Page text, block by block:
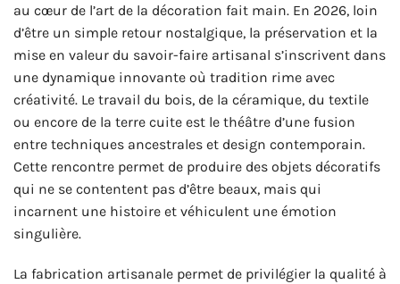
au cœur de l’art de la décoration fait main. En 2026, loin
d’être un simple retour nostalgique, la préservation et la
mise en valeur du savoir-faire artisanal s’inscrivent dans
une dynamique innovante où tradition rime avec
créativité. Le travail du bois, de la céramique, du textile
ou encore de la terre cuite est le théâtre d’une fusion
entre techniques ancestrales et design contemporain.
Cette rencontre permet de produire des objets décoratifs
qui ne se contentent pas d’être beaux, mais qui
incarnent une histoire et véhiculent une émotion
singulière.
La fabrication artisanale permet de privilégier la qualité à